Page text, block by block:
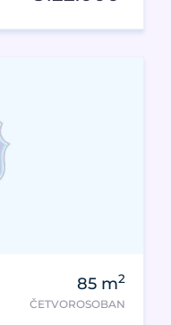
85 m2
ČETVOROSOBAN